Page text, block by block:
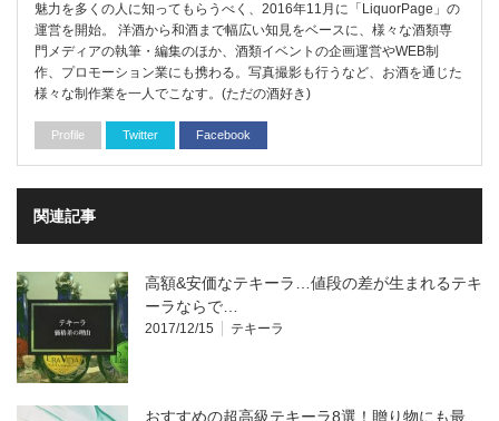
魅力を多くの人に知ってもらうべく、2016年11月に「LiquorPage」の
運営を開始。 洋酒から和酒まで幅広い知見をベースに、様々な酒類専
門メディアの執筆・編集のほか、酒類イベントの企画運営やWEB制
作、プロモーション業にも携わる。写真撮影も行うなど、お酒を通じた
様々な制作業を一人でこなす。(ただの酒好き)
Profile Twitter Facebook
関連記事
高額&安価なテキーラ…値段の差が生まれるテキ
ーラならで…
2017/12/15 テキーラ
おすすめの超高級テキーラ8選！贈り物にも最